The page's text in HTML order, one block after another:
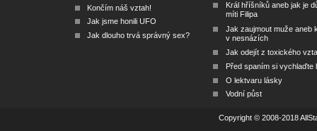
Končím náš vztah!
Jak jsme honili UFO
Jak dlouho trvá správný sex?
Král hříšníků aneb jak je
míti Filipa
Jak zaujmout muže aneb
v nesnázích
Jak odejít z toxického
Před spaním si vychlaďte
O lektvaru lásky
Vodní půst
Copyright © 2008-2018